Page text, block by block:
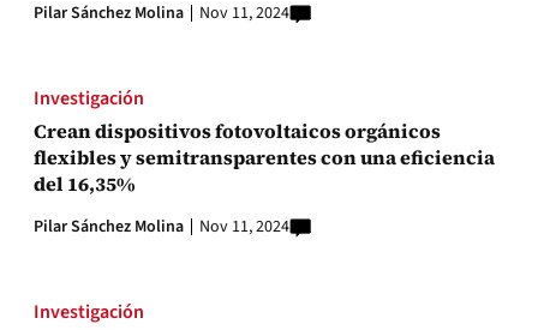
Pilar Sánchez Molina Nov 11, 2024
Investigación
Crean dispositivos fotovoltaicos orgánicos
flexibles y semitransparentes con una eficiencia
del 16,35%
Pilar Sánchez Molina Nov 11, 2024
Investigación